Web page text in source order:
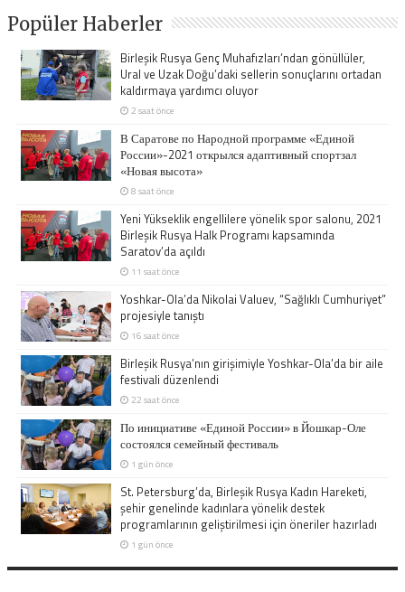
Popüler Haberler
Birleşik Rusya Genç Muhafızları’ndan gönüllüler,
Ural ve Uzak Doğu’daki sellerin sonuçlarını ortadan
kaldırmaya yardımcı oluyor
2 saat önce
В Саратове по Народной программе «Единой
России»-2021 открылся адаптивный спортзал
«Новая высота»
8 saat önce
Yeni Yükseklik engellilere yönelik spor salonu, 2021
Birleşik Rusya Halk Programı kapsamında
Saratov’da açıldı
11 saat önce
Yoshkar-Ola’da Nikolai Valuev, “Sağlıklı Cumhuriyet”
projesiyle tanıştı
16 saat önce
Birleşik Rusya’nın girişimiyle Yoshkar-Ola’da bir aile
festivali düzenlendi
22 saat önce
По инициативе «Единой России» в Йошкар-Оле
состоялся семейный фестиваль
1 gün önce
St. Petersburg’da, Birleşik Rusya Kadın Hareketi,
şehir genelinde kadınlara yönelik destek
programlarının geliştirilmesi için öneriler hazırladı
1 gün önce